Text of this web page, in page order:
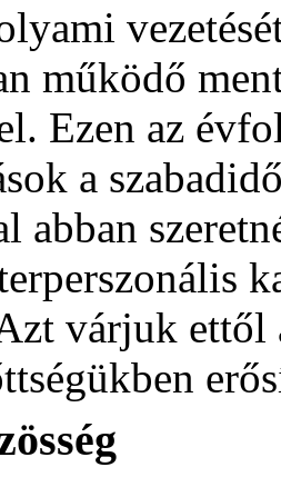
működő
Ezen az
a
abban
várjuk ettől